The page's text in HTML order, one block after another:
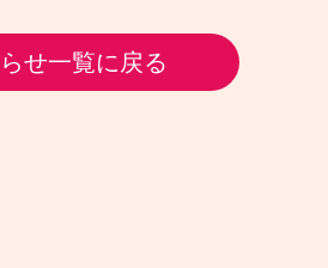
せ一覧に戻る